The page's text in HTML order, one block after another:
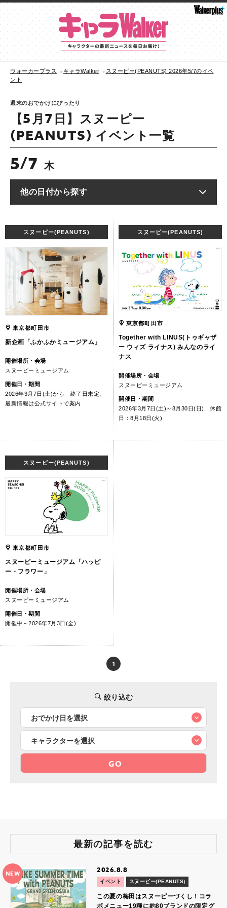
ウォーカープラス キャラWalker
スヌーピー(PEANUTS) 2026年5/7のイベ
ント
週末のおでかけにぴったり
【5月7日】スヌーピー
(PEANUTS) イベント一覧
5/7 木
他の日付から探す
スヌーピー(PEANUTS)
東京都町田市
新企画「ふかふかミュージアム」
開催場所・会場
スヌーピーミュージアム
開催日・期間
2026年3月7日(土)から 終了日未定、
最新情報は公式サイトで案内
スヌーピー(PEANUTS)
東京都町田市
Together with LINUS(トゥギャザ
ー ウィズ ライナス) みんなのライ
ナス
開催場所・会場
スヌーピーミュージアム
開催日・期間
2026年3月7日(土)～8月30日(日) 休館
日：8月18日(火)
スヌーピー(PEANUTS)
東京都町田市
スヌーピーミュージアム「ハッピ
ー・フラワー」
開催場所・会場
スヌーピーミュージアム
開催日・期間
開催中～2026年7月3日(金)
1
絞り込む
GO
最新の記事を読む
NEW 2026.8.8
イベント スヌーピー(PEANUTS)
この夏の梅田はスヌーピーづくし！コラ
ボメニュー19種に約80ブランドの限定グ